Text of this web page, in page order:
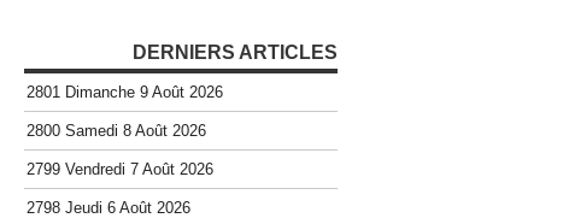
DERNIERS ARTICLES
2801 Dimanche 9 Août 2026
2800 Samedi 8 Août 2026
2799 Vendredi 7 Août 2026
2798 Jeudi 6 Août 2026